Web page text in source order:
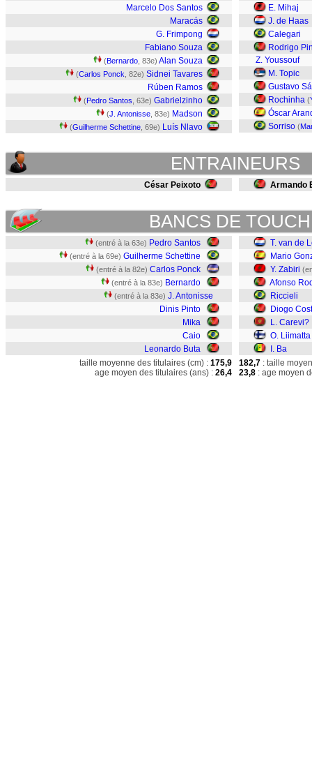
Marcelo Dos Santos
Maracás
G. Frimpong
Fabiano Souza
(Bernardo , 83e) Alan Souza
(Carlos Ponck , 82e) Sidnei Tavares
Rúben Ramos
(Pedro Santos , 63e) Gabrielzinho
(J. Antonisse , 83e) Madson
(Guilherme Schettine , 69e) Luís Nlavo
E. Mihaj
J. de Haas
Calegari
Rodrigo
Z. Youssouf
M. Topic
Gustavo Sá
Rochinha (
Óscar
Sorriso (
ENTRAINEURS
César Peixoto Armando
BANCS DE
(entré à la 63e) Pedro Santos
(entré à la 69e) Guilherme Schettine
(entré à la 82e) Carlos Ponck
(entré à la 83e) Bernardo
(entré à la 83e) J. Antonisse
Dinis Pinto
Mika
Caio
Leonardo Buta
T. van de
Mario
Y. Zabiri
Afonso
Riccieli
Diogo
L. Carevi?
O. Liimatta
I. Ba
taille moyenne des titulaires (cm) : 175,9
age moyen des titulaires (ans) : 26,4
182,7 : taille
23,8 : age moyen